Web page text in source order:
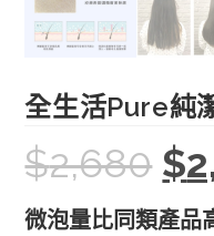
全生活Pure純
$2,680
Original
price
was:
$
微泡量比同類產品